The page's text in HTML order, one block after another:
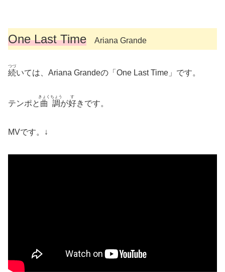
One Last Time Ariana Grande
続
つづ
いては、Ariana Grandeの「One Last Time」です。
テンポと 曲調
きょくちょう
が好
す
きです。
MVです。↓